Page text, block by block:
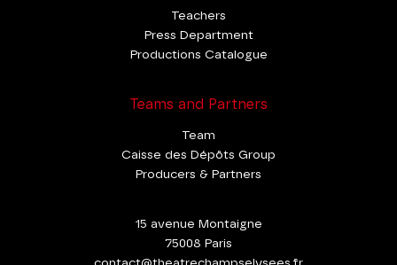
Teachers
Press Department
Productions Catalogue
Teams and Partners
Team
Caisse des Dépôts Group
Producers & Partners
15 avenue Montaigne
75008 Paris